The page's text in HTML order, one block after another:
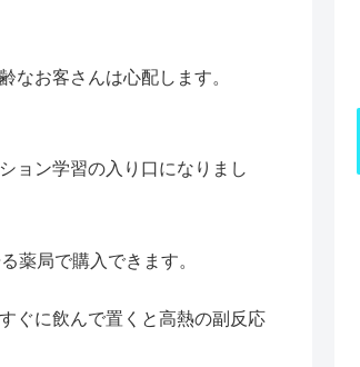
なお客さんは心配します。
ョン学習の入り口になりまし
薬局で購入できます。
ぐに飲んで置くと高熱の副反応